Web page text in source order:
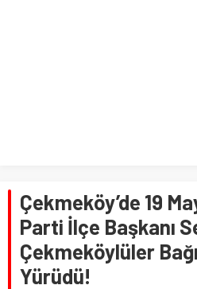
Çekmeköy’de 19
Parti İlçe Başkanı
Çekmeköylüler
Yürüdü!